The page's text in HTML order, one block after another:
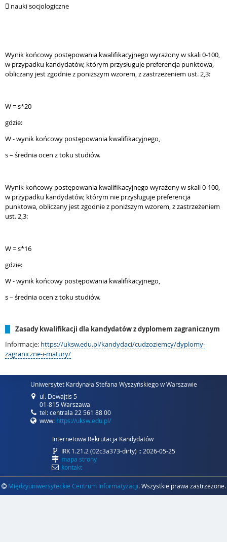
 nauki socjologiczne
Wynik końcowy postępowania kwalifikacyjnego wyrażony w skali 0-100,
w przypadku kandydatów, którym przysługuje preferencja punktowa,
obliczany jest zgodnie z poniższym wzorem, z zastrzeżeniem ust. 2,3:
W = s*20
gdzie:
W - wynik końcowy postępowania kwalifikacyjnego,
s – średnia ocen z toku studiów.
Wynik końcowy postępowania kwalifikacyjnego wyrażony w skali 0-100,
w przypadku kandydatów, którym nie przysługuje preferencja
punktowa, obliczany jest zgodnie z poniższym wzorem, z zastrzeżeniem
ust. 2,3:
W = s*16
gdzie:
W - wynik końcowy postępowania kwalifikacyjnego,
s – średnia ocen z toku studiów.
Zasady kwalifikacji dla kandydatów z dyplomem zagranicznym
Informacje: https://uksw.edu.pl/kandydaci/cudzoziemcy/dyplomy-
zagraniczne-i-matury/
Uniwersytet Kardynała Stefana Wyszyńskiego w Warszawie
ul. Dewajtis 5
01-815 Warszawa
tel: centrala 22 561 88 00
www: https://uksw.edu.pl/
Internetowa Rekrutacja Kandydatów
IRK 1.21.2 (02c3a373-dirty) :: 2026-05-25
mapa strony
kontakt
Międzyuniwersyteckie Centrum Informatyzacji. Wszystkie prawa zastrzeżone.